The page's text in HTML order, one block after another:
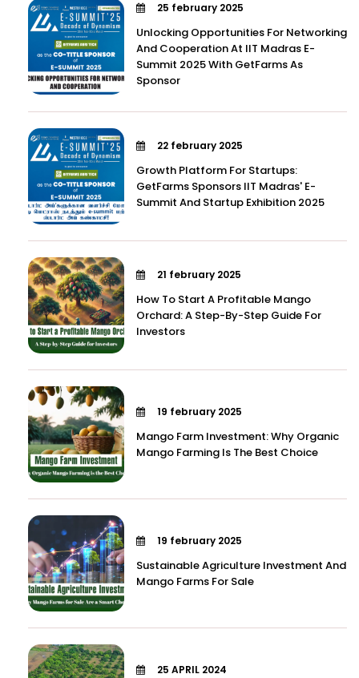
25 february 2025
Unlocking Opportunities For Networking
And Cooperation At IIT Madras E-
Summit 2025 With GetFarms As
Sponsor
22 february 2025
Growth Platform For Startups:
GetFarms Sponsors IIT Madras' E-
Summit And Startup Exhibition 2025
21 february 2025
How To Start A Profitable Mango
Orchard: A Step-By-Step Guide For
Investors
19 february 2025
Mango Farm Investment: Why Organic
Mango Farming Is The Best Choice
19 february 2025
Sustainable Agriculture Investment And
Mango Farms For Sale
25 APRIL 2024